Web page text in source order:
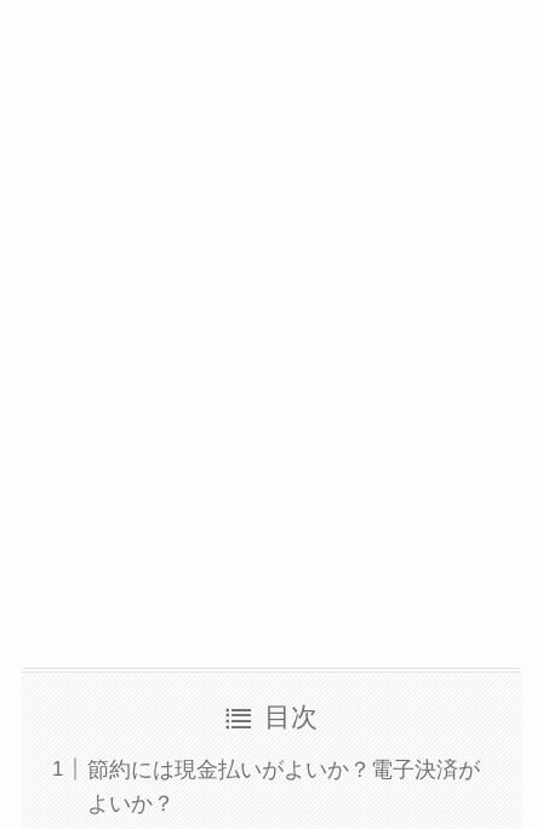
目次
節約には現金払いがよいか？電子決済が
よいか？